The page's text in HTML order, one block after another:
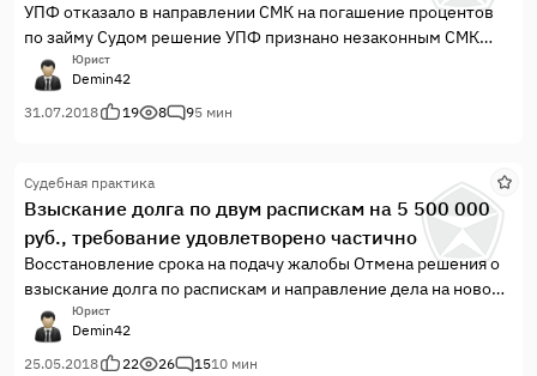
УПФ отказало в направлении СМК на погашение процентов
по займу Судом решение УПФ признано незаконным СМК
направлены на погашение только после вступления решения
в з/с, что составило более 7 месяцев, когда договор займа
был заключен всего на 4 месяца истец истратил СМК и
Юрист
Demin42
31.07.2018
19 8 95 мин
Судебная практика
Взыскание долга по двум распискам на 5 500 000
руб., требование удовлетворено частично
Восстановление срока на подачу жалобы Отмена решения о
взыскание долга по распискам и направление дела на новое
рассмотрение Отмена определения о наложение ареста на
имущество бывшего супруга При новом рассмотрении в
требование в части взыскания 2 500 000 рублей отказано.
Юрист
Demin42
25.05.2018
22 26 1510 мин